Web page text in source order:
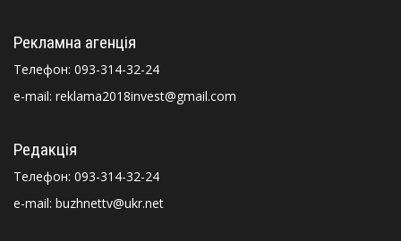
Рекламна агенція
Телефон: 093-314-32-24
e-mail: reklama2018invest@gmail.com
Редакція
Телефон: 093-314-32-24
e-mail: buzhnettv@ukr.net